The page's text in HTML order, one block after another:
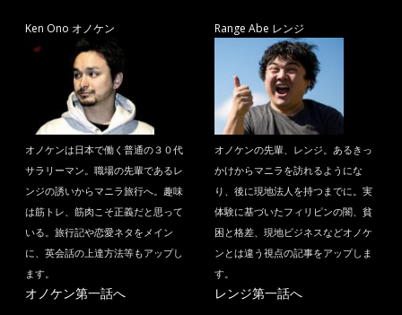
Ken Ono オノケン
オノケンは日本で働く普通の３０代
サラリーマン。職場の先輩であるレ
ンジの誘いからマニラ旅行へ。趣味
は筋トレ、筋肉こそ正義だと思って
いる。旅行記や恋愛ネタをメイン
に、英会話の上達方法等もアップし
ます。
オノケン第一話へ
Range Abe レンジ
オノケンの先輩、レンジ。あるきっ
かけからマニラを訪れるようにな
り、後に現地法人を持つまでに。実
体験に基づいたフィリピンの闇、貧
困と格差、現地ビジネスなどオノケ
ンとは違う視点の記事をアップしま
す。
レンジ第一話へ